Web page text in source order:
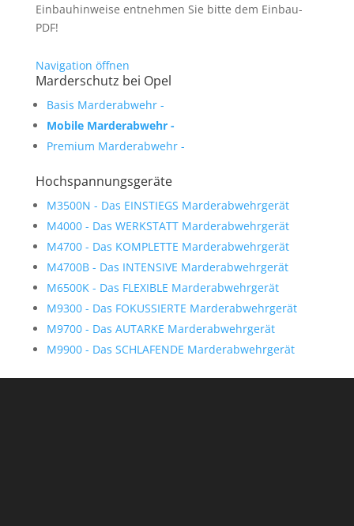
Einbauhinweise entnehmen Sie bitte dem Einbau-
PDF!
Navigation öffnen
Marderschutz bei Opel
Basis Marderabwehr -
Mobile Marderabwehr -
Premium Marderabwehr -
Hochspannungsgeräte
M3500N - Das EINSTIEGS Marderabwehrgerät
M4000 - Das WERKSTATT Marderabwehrgerät
M4700 - Das KOMPLETTE Marderabwehrgerät
M4700B - Das INTENSIVE Marderabwehrgerät
M6500K - Das FLEXIBLE Marderabwehrgerät
M9300 - Das FOKUSSIERTE Marderabwehrgerät
M9700 - Das AUTARKE Marderabwehrgerät
M9900 - Das SCHLAFENDE Marderabwehrgerät